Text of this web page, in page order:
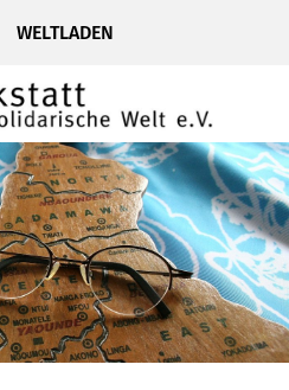
WELTLADEN